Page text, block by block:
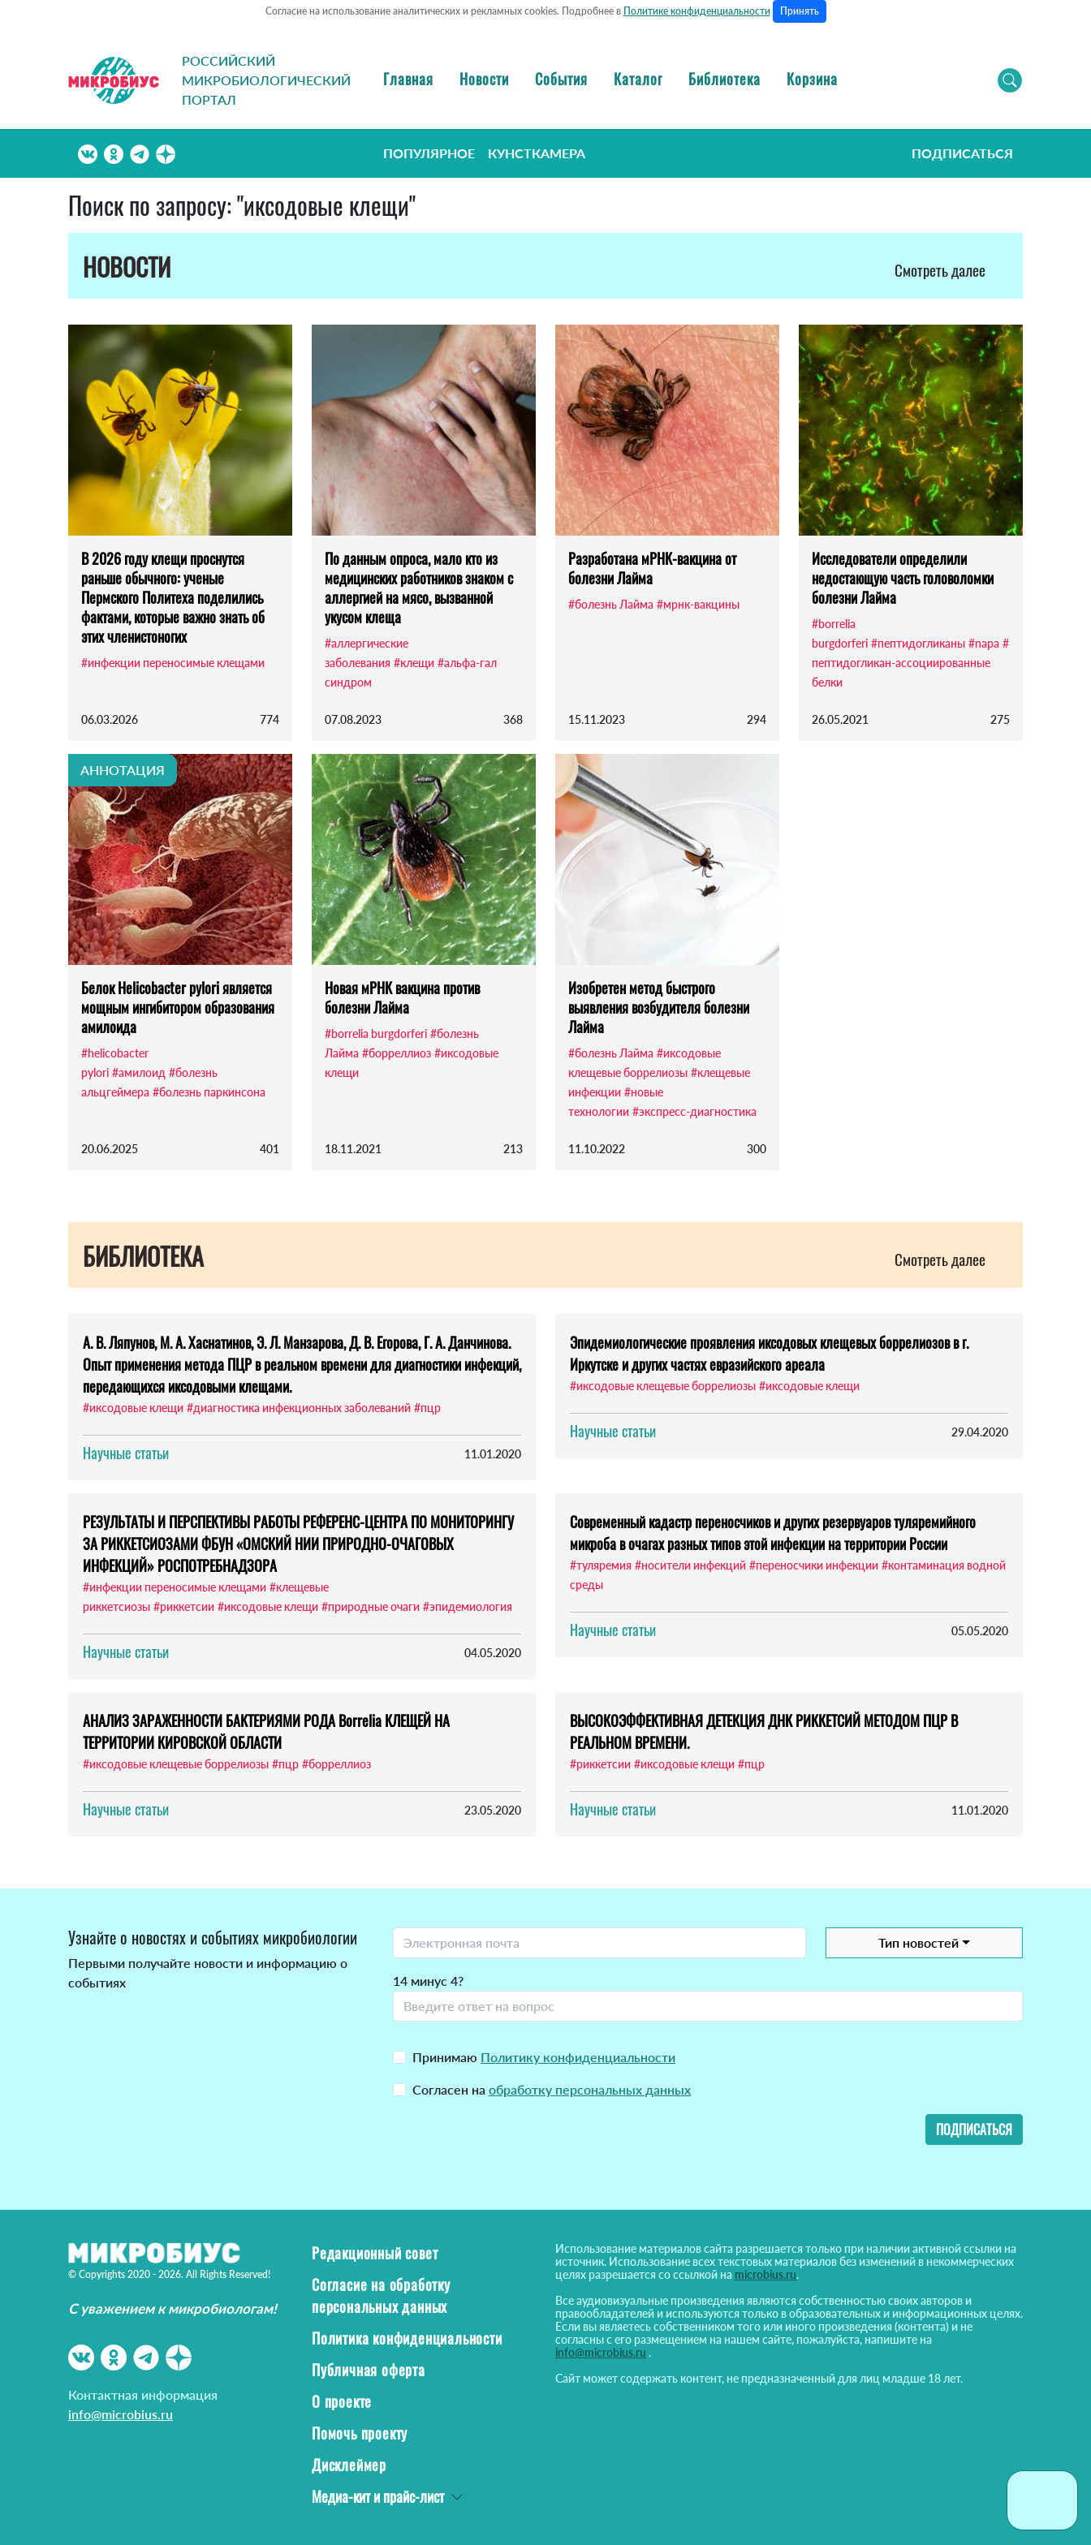
Согласие на использование аналитических и рекламных cookies. Подробнее в Политике конфиденциальности Принять
РОССИЙСКИЙ
МИКРОБИОЛОГИЧЕСКИЙ
ПОРТАЛ
Главная Новости События Каталог Библиотека Корзина
ПОПУЛЯРНОЕ КУНСТКАМЕРА ПОДПИСАТЬСЯ
Поиск по запросу: "иксодовые клещи"
НОВОСТИ
Смотреть далее
В 2026 году клещи проснутся
раньше обычного: ученые
Пермского Политеха поделились
фактами, которые важно знать об
этих членистоногих
#инфекции переносимые клещами
06.03.2026 774
По данным опроса, мало кто из
медицинских работников знаком с
аллергией на мясо, вызванной
укусом клеща
#аллергические
заболевания #клещи #альфа-гал
синдром
07.08.2023 368
Разработана мРНК-вакцина от
болезни Лайма
#болезнь Лайма #мрнк-вакцины
15.11.2023 294
Исследователи определили
недостающую часть головоломки
болезни Лайма
#borrelia
burgdorferi #пептидогликаны #napa #
пептидогликан-ассоциированные
белки
26.05.2021 275
АННОТАЦИЯ
Белок Helicobacter pylori является
мощным ингибитором образования
амилоида
#helicobacter
pylori #амилоид #болезнь
альцгеймера #болезнь паркинсона
20.06.2025 401
Новая мРНК вакцина против
болезни Лайма
#borrelia burgdorferi #болезнь
Лайма #борреллиоз #иксодовые
клещи
18.11.2021 213
Изобретен метод быстрого
выявления возбудителя болезни
Лайма
#болезнь Лайма #иксодовые
клещевые боррелиозы #клещевые
инфекции #новые
технологии #экспресс-диагностика
11.10.2022 300
БИБЛИОТЕКА Смотреть далее
А. В. Ляпунов, М. А. Хаснатинов, Э. Л. Манзарова, Д. В. Егорова, Г. А. Данчинова.
Опыт применения метода ПЦР в реальном времени для диагностики инфекций,
передающихся иксодовыми клещами.
#иксодовые клещи #диагностика инфекционных заболеваний #пцр
Научные статьи 11.01.2020
Эпидемиологические проявления иксодовых клещевых боррелиозов в г.
Иркутске и других частях евразийского ареала
#иксодовые клещевые боррелиозы #иксодовые клещи
Научные статьи 29.04.2020
РЕЗУЛЬТАТЫ И ПЕРСПЕКТИВЫ РАБОТЫ РЕФЕРЕНС-ЦЕНТРА ПО МОНИТОРИНГУ
ЗА РИККЕТСИОЗАМИ ФБУН «ОМСКИЙ НИИ ПРИРОДНО-ОЧАГОВЫХ
ИНФЕКЦИЙ» РОСПОТРЕБНАДЗОРА
#инфекции переносимые клещами #клещевые
риккетсиозы #риккетсии #иксодовые клещи #природные очаги #эпидемиология
Научные статьи 04.05.2020
Современный кадастр переносчиков и других резервуаров туляремийного
микроба в очагах разных типов этой инфекции на территории России
#туляремия #носители инфекций #переносчики инфекции #контаминация водной
среды
Научные статьи 05.05.2020
АНАЛИЗ ЗАРАЖЕННОСТИ БАКТЕРИЯМИ РОДА Borrelia КЛЕЩЕЙ НА
ТЕРРИТОРИИ КИРОВСКОЙ ОБЛАСТИ
#иксодовые клещевые боррелиозы #пцр #борреллиоз
Научные статьи 23.05.2020
ВЫСОКОЭФФЕКТИВНАЯ ДЕТЕКЦИЯ ДНК РИККЕТСИЙ МЕТОДОМ ПЦР В
РЕАЛЬНОМ ВРЕМЕНИ.
#риккетсии #иксодовые клещи #пцр
Научные статьи 11.01.2020
Узнайте о новостях и событиях микробиологии
Первыми получайте новости и информацию о
событиях
Тип новостей
14 минус 4?
Принимаю Политику конфиденциальности
Согласен на обработку персональных данных
ПОДПИСАТЬСЯ
© Copyrights 2020 - 2026. All Rights Reserved!
С уважением к микробиологам!
Контактная информация
info@microbius.ru
Редакционный совет
Согласие на обработку
персональных данных
Политика конфиденциальности
Публичная оферта
О проекте
Помочь проекту
Дисклеймер
Медиа-кит и прайс-лист
Использование материалов сайта разрешается только при наличии активной ссылки на
источник. Использование всех текстовых материалов без изменений в некоммерческих
целях разрешается со ссылкой на microbius.ru.
Все аудиовизуальные произведения являются собственностью своих авторов и
правообладателей и используются только в образовательных и информационных целях.
Если вы являетесь собственником того или иного произведения (контента) и не
согласны с его размещением на нашем сайте, пожалуйста, напишите на
info@microbius.ru .
Сайт может содержать контент, не предназначенный для лиц младше 18 лет.